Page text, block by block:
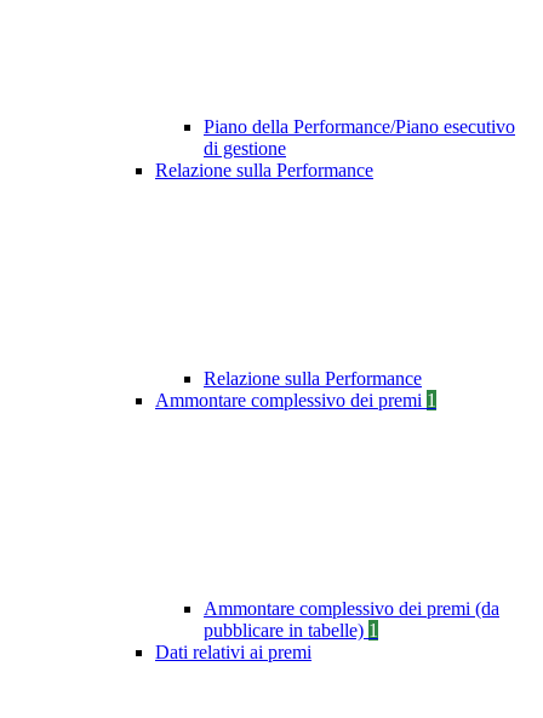
Piano della Performance/Piano esecutivo
di gestione
Relazione sulla Performance
Relazione sulla Performance
Ammontare complessivo dei premi 1
Ammontare complessivo dei premi (da
pubblicare in tabelle) 1
Dati relativi ai premi